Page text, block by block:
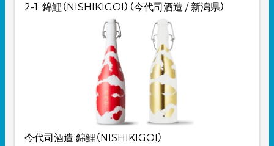
2-1. 錦鯉（NISHIKIGOI）（今代司酒造 / 新潟県）
今代司酒造 錦鯉（NISHIKIGOI）